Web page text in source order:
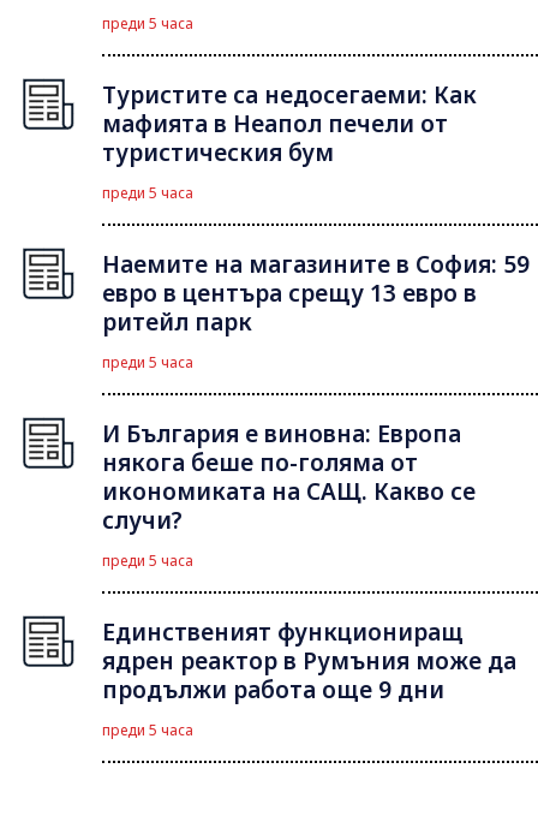
преди 5 часа
Туристите са недосегаеми: Как
мафията в Неапол печели от
туристическия бум
преди 5 часа
Наемите на магазините в София: 59
евро в центъра срещу 13 евро в
ритейл парк
преди 5 часа
И България е виновна: Европа
някога беше по-голяма от
икономиката на САЩ. Какво се
случи?
преди 5 часа
Единственият функциониращ
ядрен реактор в Румъния може да
продължи работа още 9 дни
преди 5 часа